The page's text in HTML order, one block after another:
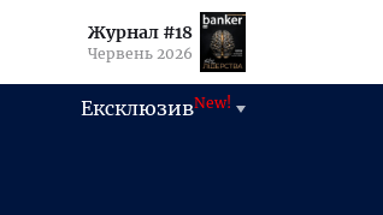
Журнал #18
Червень 2026
ЕксклюзивNew!